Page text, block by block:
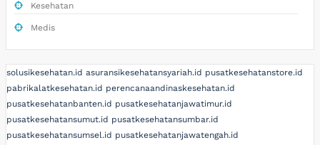
Kesehatan
Medis
solusikesehatan.id asuransikesehatansyariah.id pusatkesehatanstore.id
pabrikalatkesehatan.id perencanaandinaskesehatan.id
pusatkesehatanbanten.id pusatkesehatanjawatimur.id
pusatkesehatansumut.id pusatkesehatansumbar.id
pusatkesehatansumsel.id pusatkesehatanjawatengah.id